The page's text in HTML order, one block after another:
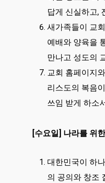
답게 신실하고,
새가족들이 교
예배와 양육을
만나고 성도의
교회 홈페이지
리스도의 복음
쓰임 받게 하소
[수요일] 나라를 위
대한민국이 하
의 공의와 창조